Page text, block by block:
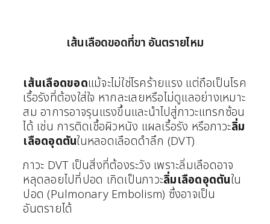
เส้นเลือดขอดที่ขา อันตรายไหม
เส้นเลือดขอดแม้จะไม่ใช่โรคร้ายแรง แต่ถือเป็นโรค
เรื้อรังที่ต้องใส่ใจ หากละเลยหรือไม่ดูแลอย่างเหมาะ
สม อาการอาจรุนแรงขึ้นและนำไปสู่ภาวะแทรกซ้อน
ได้ เช่น การติดเชื้อผิวหนัง แผลเรื้อรัง หรือภาวะลิ่ม
เลือดอุดตันในหลอดเลือดดำลึก (DVT)
ภาวะ DVT เป็นสิ่งที่ต้องระวัง เพราะลิ่มเลือดอาจ
หลุดลอยไปที่ปอด เกิดเป็นภาวะลิ่มเลือดอุดตันใน
ปอด (Pulmonary Embolism) ซึ่งอาจเป็น
อันตรายได้